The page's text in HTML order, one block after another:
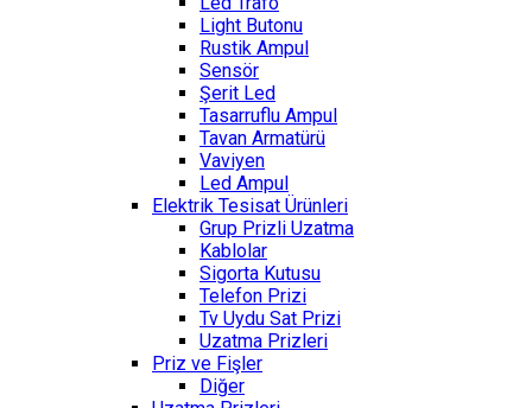
Light Butonu
Rustik Ampul
Sensör
Şerit Led
Tasarruflu Ampul
Tavan Armatürü
Vaviyen
Led Ampul
Elektrik Tesisat Ürünleri
Grup Prizli Uzatma
Kablolar
Sigorta Kutusu
Telefon Prizi
Tv Uydu Sat Prizi
Uzatma Prizleri
Priz ve Fişler
Diğer